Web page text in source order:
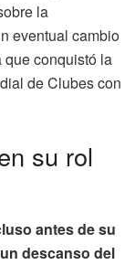
la
eventual cambio
que conquistó la
de Clubes con
su rol
antes de su
descanso del